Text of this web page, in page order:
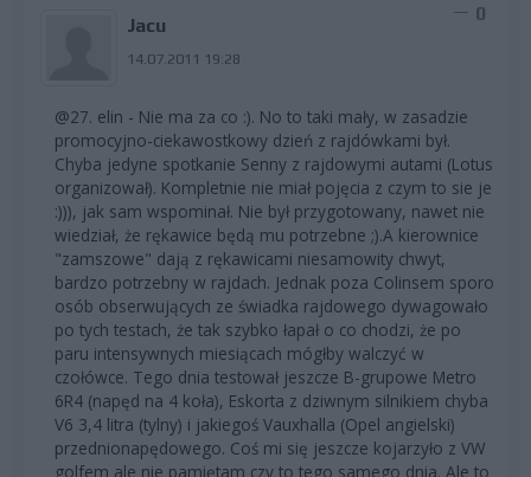
Jacu
14.07.2011 19:28
0
@27. elin - Nie ma za co :). No to taki mały, w zasadzie
promocyjno-ciekawostkowy dzień z rajdówkami był.
Chyba jedyne spotkanie Senny z rajdowymi autami (Lotus
organizował). Kompletnie nie miał pojęcia z czym to sie je
:))), jak sam wspominał. Nie był przygotowany, nawet nie
wiedział, że rękawice będą mu potrzebne ;).A kierownice
"zamszowe" dają z rękawicami niesamowity chwyt,
bardzo potrzebny w rajdach. Jednak poza Colinsem sporo
osób obserwujących ze świadka rajdowego dywagowało
po tych testach, że tak szybko łapał o co chodzi, że po
paru intensywnych miesiącach mógłby walczyć w
czołówce. Tego dnia testował jeszcze B-grupowe Metro
6R4 (napęd na 4 koła), Eskorta z dziwnym silnikiem chyba
V6 3,4 litra (tylny) i jakiegoś Vauxhalla (Opel angielski)
przednionapędowego. Coś mi się jeszcze kojarzyło z VW
golfem ale nie pamiętam czy to tego samego dnia. Ale to